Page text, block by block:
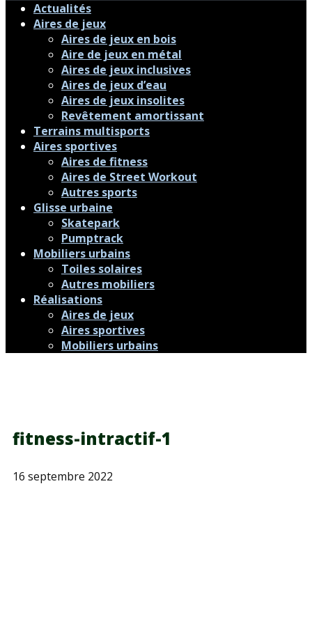
Actualités
Aires de jeux
Aires de jeux en bois
Aire de jeux en métal
Aires de jeux inclusives
Aires de jeux d’eau
Aires de jeux insolites
Revêtement amortissant
Terrains multisports
Aires sportives
Aires de fitness
Aires de Street Workout
Autres sports
Glisse urbaine
Skatepark
Pumptrack
Mobiliers urbains
Toiles solaires
Autres mobiliers
Réalisations
Aires de jeux
Aires sportives
Mobiliers urbains
fitness-intractif-1
16 septembre 2022